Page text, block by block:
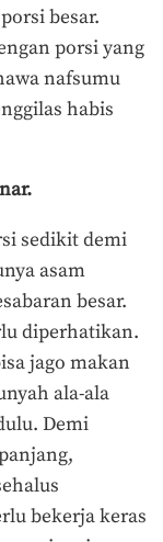
besar.
porsi yang
nafsumu
habis
sedikit demi
asam
besar.
diperhatikan.
jago makan
ala-ala
Demi
bekerja keras